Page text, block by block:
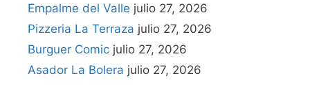
Empalme del Valle julio 27, 2026
Pizzeria La Terraza julio 27, 2026
Burguer Comic julio 27, 2026
Asador La Bolera julio 27, 2026